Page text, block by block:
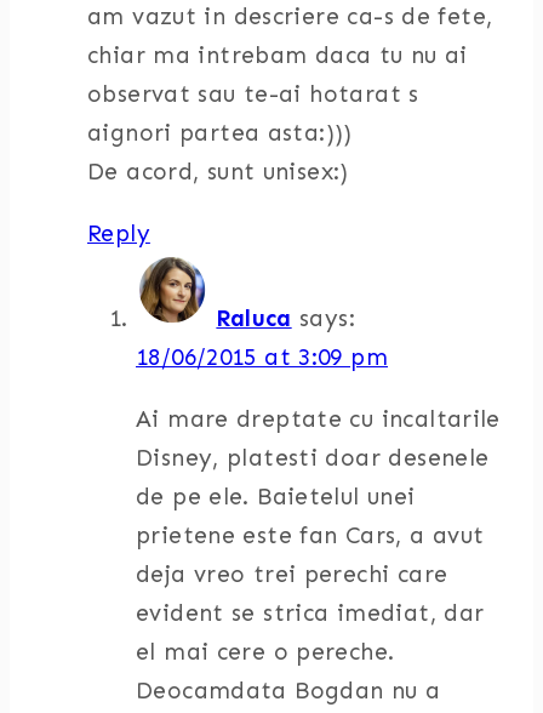
am vazut in descriere ca-s de fete,
chiar ma intrebam daca tu nu ai
observat sau te-ai hotarat s
aignori partea asta:)))
De acord, sunt unisex:)
Reply
Raluca says:
18/06/2015 at 3:09 pm
Ai mare dreptate cu incaltarile
Disney, platesti doar desenele
de pe ele. Baietelul unei
prietene este fan Cars, a avut
deja vreo trei perechi care
evident se strica imediat, dar
el mai cere o pereche.
Deocamdata Bogdan nu a